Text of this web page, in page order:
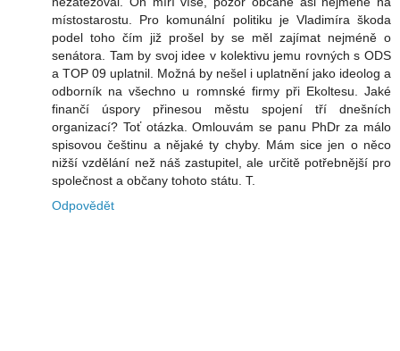
místostarostu. Pro komunální politiku je Vladimíra škoda
podel toho čím již prošel by se měl zajímat nejméně o
senátora. Tam by svoj idee v kolektivu jemu rovných s ODS
a TOP 09 uplatnil. Možná by nešel i uplatnění jako ideolog a
odborník na všechno u romnské firmy při Ekoltesu. Jaké
finančí úspory přinesou městu spojení tří dnešních
organizací? Toť otázka. Omlouvám se panu PhDr za málo
spisovou češtinu a nějaké ty chyby. Mám sice jen o něco
nižší vzdělání než náš zastupitel, ale určitě potřebnější pro
společnost a občany tohoto státu. T.
Odpovědět